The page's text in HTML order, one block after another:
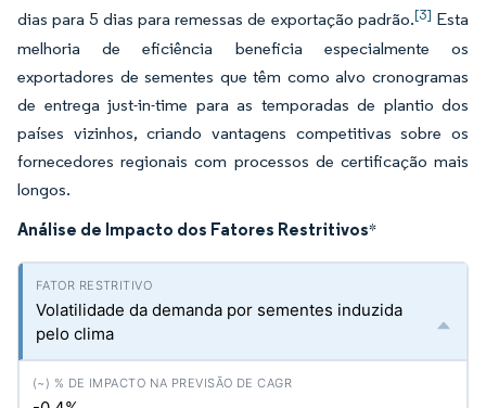
dias para 5 dias para remessas de exportação padrão.[3] Esta
melhoria de eficiência beneficia especialmente os
exportadores de sementes que têm como alvo cronogramas
de entrega just-in-time para as temporadas de plantio dos
países vizinhos, criando vantagens competitivas sobre os
fornecedores regionais com processos de certificação mais
longos.
Análise de Impacto dos Fatores Restritivos*
Volatilidade da demanda por sementes induzida
pelo clima